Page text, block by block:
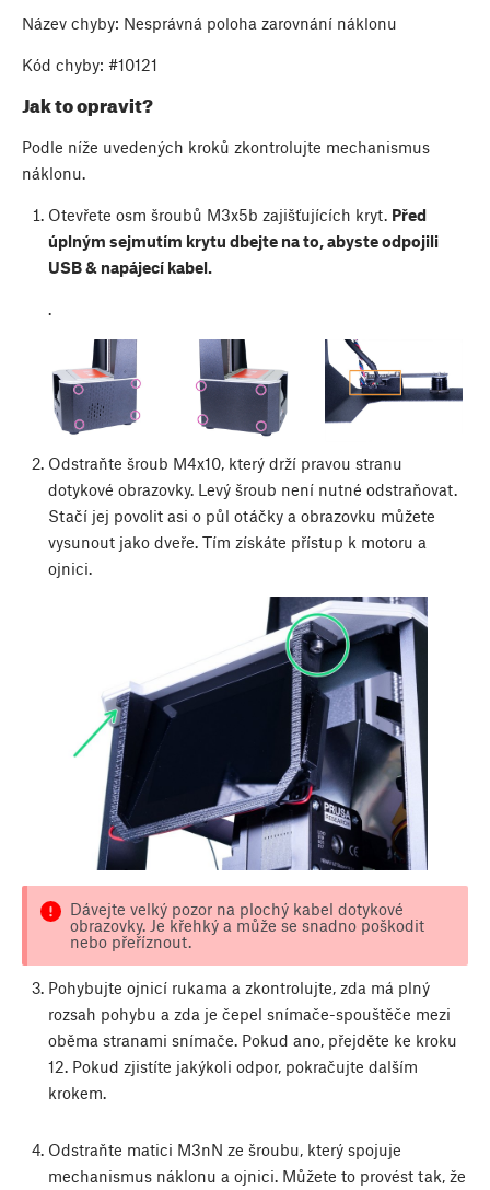
Název chyby: Nesprávná poloha zarovnání náklonu
Kód chyby: #10121
Jak to opravit?
Podle níže uvedených kroků zkontrolujte mechanismus
náklonu.
Otevřete osm šroubů M3x5b zajišťujících kryt. Před
úplným sejmutím krytu dbejte na to, abyste odpojili
USB & napájecí kabel.
.
Odstraňte šroub M4x10, který drží pravou stranu
dotykové obrazovky. Levý šroub není nutné odstraňovat.
Stačí jej povolit asi o půl otáčky a obrazovku můžete
vysunout jako dveře. Tím získáte přístup k motoru a
ojnici.
Dávejte velký pozor na plochý kabel dotykové
obrazovky. Je křehký a může se snadno poškodit
nebo přeříznout.
Pohybujte ojnicí rukama a zkontrolujte, zda má plný
rozsah pohybu a zda je čepel snímače-spouštěče mezi
oběma stranami snímače. Pokud ano, přejděte ke kroku
12. Pokud zjistíte jakýkoli odpor, pokračujte dalším
krokem.
Odstraňte matici M3nN ze šroubu, který spojuje
mechanismus náklonu a ojnici. Můžete to provést tak, že